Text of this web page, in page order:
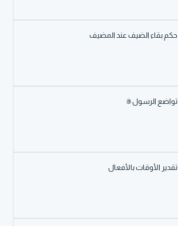
حكم بقاء الضيف عند المضيف
تواضع الرسول ﷺ
تقدير الأوقات بالأفعال